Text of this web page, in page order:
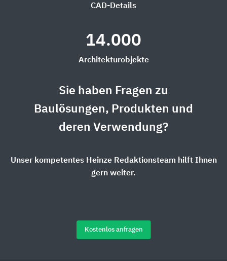
CAD-Details
14.000
Architekturobjekte
Sie haben Fragen zu
Baulösungen, Produkten und
deren Verwendung?
Unser kompetentes Heinze Redaktionsteam hilft Ihnen
gern weiter.
Kostenlos anfragen